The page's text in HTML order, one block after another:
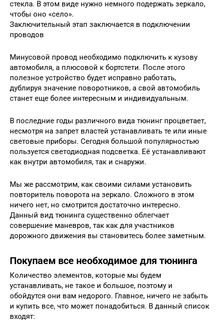
стекла. В этом виде нужно немного подержать зеркало,
чтобы оно «село».
Заключительный этап заключается в подключении
проводов
Минусовой провод необходимо подключить к кузову
автомобиля, а плюсовой к бортстети. После этого
полезное устройство будет исправно работать,
дублируя значение поворотников, а свой автомобиль
станет еще более интересным и индивидуальным.
В последние годы различного вида тюнинг процветает,
несмотря на запрет властей устанавливать те или иные
световые приборы. Сегодня большой популярностью
пользуется светодиодная подсветка. Её устанавливают
как внутри автомобиля, так и снаружи.
Мы же рассмотрим, как своими силами установить
повторитель поворота на зеркало. Сложного в этом
ничего нет, но смотрится достаточно интересно.
Данный вид тюнинга существенно облегчает
совершение маневров, так как для участников
дорожного движения вы становитесь более заметным.
Покупаем все необходимое для тюнинга
Количество элементов, которые мы будем
устанавливать, не такое и большое, поэтому и
обойдутся они вам недорого. Главное, ничего не забыть
и купить все, что может понадобиться. В данный список
входят: